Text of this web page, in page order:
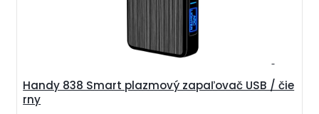
Handy 838 Smart plazmový zapaľovač USB / čie
rny